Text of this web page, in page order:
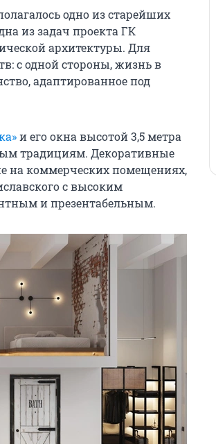
одно из старейших
из задач проекта ГК
архитектуры. Для
с одной стороны, жизнь в
адаптированное под
и его окна высотой 3,5 метра
традициям. Декоративные
на коммерческих помещениях,
с высоким
и презентабельным.